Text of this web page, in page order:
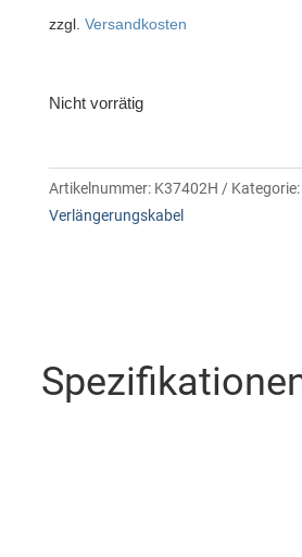
zzgl. Versandkosten
Nicht vorrätig
Artikelnummer: K37402H Kategorie:
Verlängerungskabel